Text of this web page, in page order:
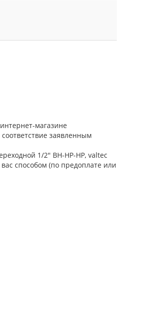
магазине
заявленным
1/2" ВН-НР-НР, valtec
способом (по предоплате или